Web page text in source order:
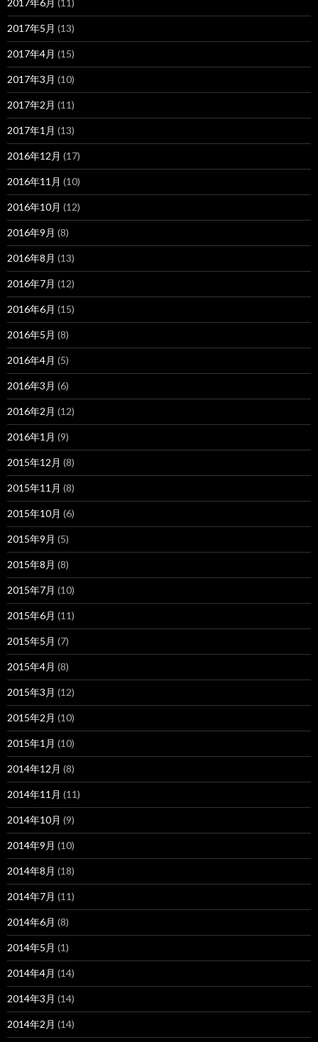
2017年5月 (13)
2017年4月 (15)
2017年3月 (10)
2017年2月 (11)
2017年1月 (13)
2016年12月 (17)
2016年11月 (10)
2016年10月 (12)
2016年9月 (8)
2016年8月 (13)
2016年7月 (12)
2016年6月 (15)
2016年5月 (8)
2016年4月 (5)
2016年3月 (6)
2016年2月 (12)
2016年1月 (9)
2015年12月 (8)
2015年11月 (8)
2015年10月 (6)
2015年9月 (5)
2015年8月 (8)
2015年7月 (10)
2015年6月 (11)
2015年5月 (7)
2015年4月 (8)
2015年3月 (12)
2015年2月 (10)
2015年1月 (10)
2014年12月 (8)
2014年11月 (11)
2014年10月 (9)
2014年9月 (10)
2014年8月 (18)
2014年7月 (11)
2014年6月 (8)
2014年5月 (1)
2014年4月 (14)
2014年3月 (14)
2014年2月 (14)